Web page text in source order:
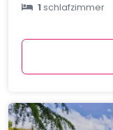
1schlafzimmer